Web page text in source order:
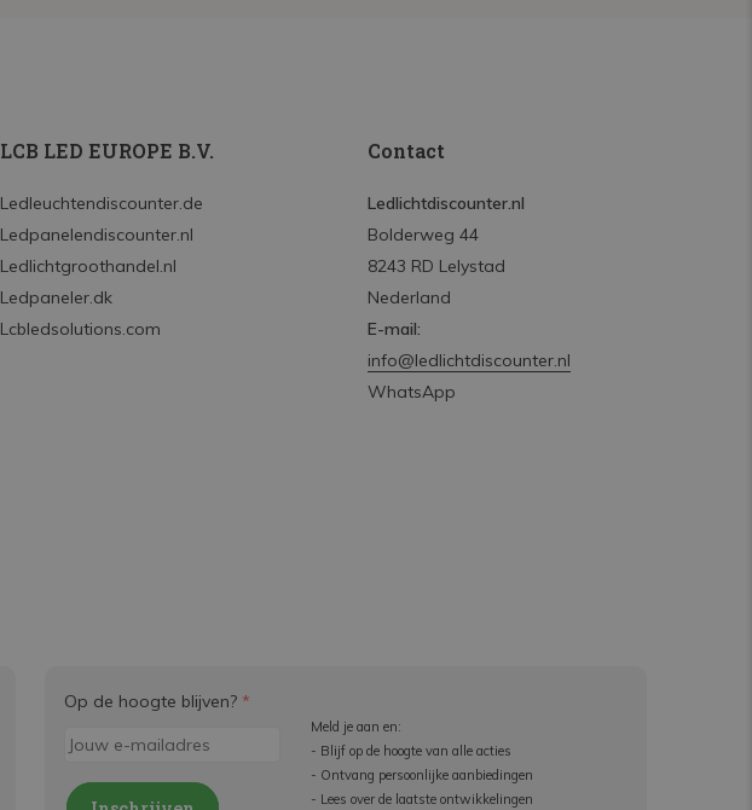
LCB LED EUROPE B.V.
Ledleuchtendiscounter.de
Ledpanelendiscounter.nl
Ledlichtgroothandel.nl
Ledpaneler.dk
Lcbledsolutions.com
Contact
Ledlichtdiscounter.nl
Bolderweg 44
8243 RD Lelystad
Nederland
E-mail:
info@ledlichtdiscounter.nl
WhatsApp
Op de hoogte blijven? *
Meld je aan en:
- Blijf op de hoogte van alle acties
- Ontvang persoonlijke aanbiedingen
- Lees over de laatste ontwikkelingen